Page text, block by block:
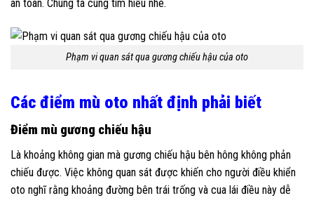
an toàn. Chúng ta cùng tìm hiểu nhé.
Phạm vi quan sát qua gương chiếu hậu của oto
Các điểm mù oto nhất định phải biết
Điểm mù gương chiếu hậu
Là khoảng không gian mà gương chiếu hậu bên hông không phản
chiếu được. Việc không quan sát được khiến cho người điều khiển
oto nghĩ rằng khoảng đường bên trái trống và cua lái điều này dễ